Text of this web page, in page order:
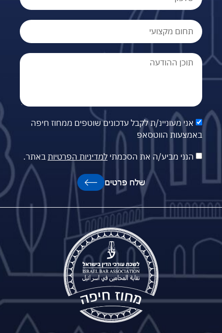
אני מעוניינ/ת לקבל עדכונים שוטפים ממחוז חיפה
באמצעות הווטסאפ
הנני מביע/ה את הסכמתי למדיניות הפרטיות באתר.
שלח פרטים